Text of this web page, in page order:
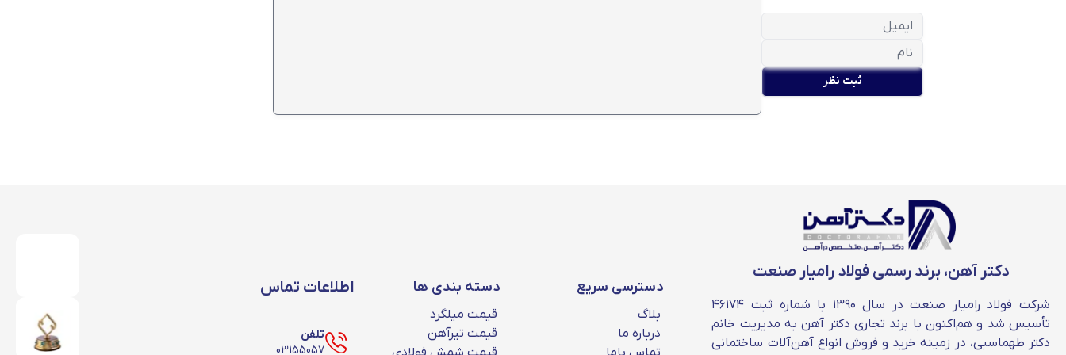
ثبت نظر
دکتر آهن، برند رسمی فولاد رامیار صنعت
شرکت فولاد رامیار صنعت در سال ۱۳۹۰ با شماره ثبت ۴۶۱۷۴
تأسیس شد و هم‌اکنون با برند تجاری دکتر آهن به مدیریت خانم
دکتر طهماسبی، در زمینه خرید و فروش انواع آهن‌آلات ساختمانی
دسترسی سریع
بلاگ
درباره ما
دسته بندی ها
قیمت میلگرد
قیمت تیرآهن
اطلاعات تماس
تلفن
03155057